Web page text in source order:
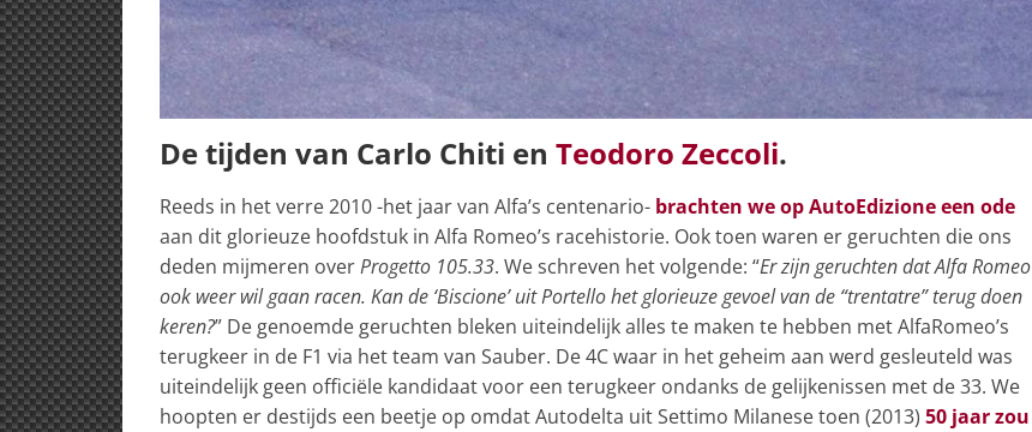
De tijden van Carlo Chiti en Teodoro Zeccoli.
Reeds in het verre 2010 -het jaar van Alfa’s centenario- brachten we op AutoEdizione een ode
aan dit glorieuze hoofdstuk in Alfa Romeo’s racehistorie. Ook toen waren er geruchten die ons
deden mijmeren overProgetto 105.33. We schreven het volgende: “Er zijn geruchten dat Alfa Romeo
ook weer wil gaan racen. Kan de ‘Biscione’ uit Portello het glorieuze gevoel van de “trentatre” terug doen
keren?” De genoemde geruchten bleken uiteindelijk alles te maken te hebben met AlfaRomeo’s
terugkeer in de F1 via het team van Sauber. De 4C waar in het geheim aan werd gesleuteld was
uiteindelijk geen officiële kandidaat voor een terugkeer ondanks de gelijkenissen met de 33. We
hoopten er destijds een beetje op omdat Autodelta uit Settimo Milanese toen (2013) 50 jaar zou